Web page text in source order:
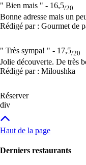
" Bien mais " - 16,5/20
Bonne adresse mais un
Rédigé par : Gourmet de
" Très sympa! " - 17,5/20
Jolie découverte. De très
Rédigé par : Miloushka
Réserver
div
Haut de la page
Derniers restaurants